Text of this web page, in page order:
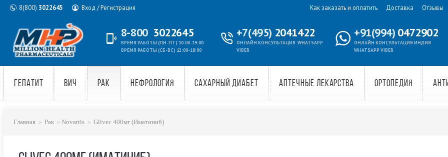
8(800) 3022645 Вход / Регистрация Как заказать и оплатить Доставка Отзывы
8-800 3022645
ВРЕМЯ РАБОТЫ (ПН-ПТ) 10:00-19:00
ВРЕМЯ РАБОТЫ (СБ-ВС) 12:00-18:00
+7(495) 2041422
ОНЛАЙН КОНСУЛЬТАЦИЯ WHATSAPP
VIBER
+91(994) 0472902
ОНЛАЙН КОНСУЛЬТАЦИЯ ИНДИЯ
WHATSAPP VIBER
ГЕПАТИТ ВИЧ РАК НЕФРОЛОГИЯ САХАРНЫЙ ДИАБЕТ АПТЕЧНЫЕ ЛЕКАРСТВА ОРТОПЕДИЯ
Главная Рак Novartis Glivec 400мг (Иматиниб)